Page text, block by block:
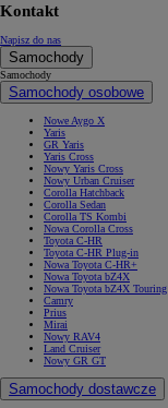
Kontakt
Napisz do nas
Samochody
Samochody
Samochody osobowe
Nowe Aygo X
Yaris
GR Yaris
Yaris Cross
Nowy Yaris Cross
Nowy Urban Cruiser
Corolla Hatchback
Corolla Sedan
Corolla TS Kombi
Nowa Corolla Cross
Toyota C-HR
Toyota C-HR Plug-in
Nowa Toyota C-HR+
Nowa Toyota bZ4X
Nowa Toyota bZ4X Touring
Camry
Prius
Mirai
Nowy RAV4
Land Cruiser
Nowy GR GT
Samochody dostawcze